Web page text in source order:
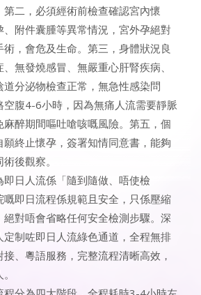
第二，必須經術前檢查確認宮內懷
附件囊腫等異常情況，宮外孕絕對
，會危及生命。第三，身體狀況良
無發燒感冒、無嚴重心肝腎疾病、
分泌物檢查正常，無急性感染問
空腹4-6小時，因為無痛人流需要靜脈
醉期間嘔吐嗆咳嘅風險。第五，個
願終止懷孕，簽署知情同意書，能夠
後觀察。
即日人流係「隨到隨做、唔使檢
即日流程係規範且安全，只係壓縮
對唔會省略任何安全檢測步驟。深
制咗即日人流綠色通道，全程無排
、粵語服務，完整流程清晰高效，